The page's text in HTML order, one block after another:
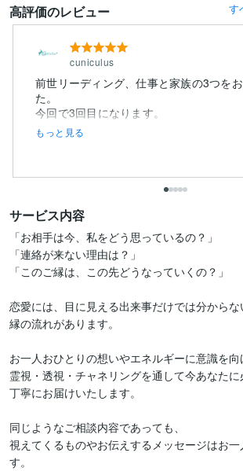
高評価のレビュー す
cuniculus
前世リーディング、仕事と家族の3つを
た。
もっと見る
サービス内容
「お相手は今、私をどう思っているの？」
「連絡が来ない理由は？」
「このご縁は、この先どうなっていくの？」
恋愛には、目に見える出来事だけでは分から
縁の流れがあります。
お一人おひとりの想いやエネルギーに意識を向
霊視・透視・チャネリングを通して今あなた
丁寧にお届けいたします。
同じようなご相談内容であっても、
視えてくるものやお伝えするメッセージはお
す。